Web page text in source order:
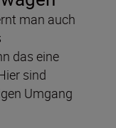
man auch
das eine
sind
Umgang